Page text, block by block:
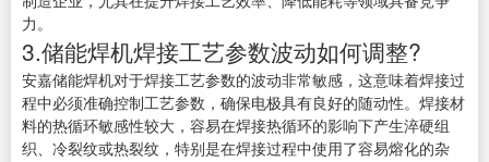
力。
3.储能焊机焊接工艺参数波动如何调整?
安嘉储能焊机对于焊接工艺参数的波动非常敏感，这意味着焊接过
程中必须准确控制工艺参数，确保电极具有良好的随动性。焊接材
料的热循环敏感性较大，容易在焊接热循环的影响下产生淬硬组
织、冷裂纹或热裂纹，特别是在焊接过程中使用了容易熔化的杂